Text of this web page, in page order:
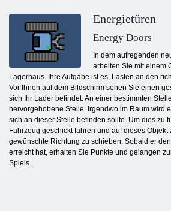
Energietüren
Energy Doors
In dem aufregenden
arbeiten Sie mit einem
Lagerhaus. Ihre Aufgabe ist es, Lasten an den
Vor Ihnen auf dem Bildschirm sehen Sie einen
sich Ihr Lader befindet. An einer bestimmten
hervorgehobene Stelle. Irgendwo im Raum wird
sich an dieser Stelle befinden sollte. Um dies zu
Fahrzeug geschickt fahren und auf dieses
gewünschte Richtung zu schieben. Sobald er
erreicht hat, erhalten Sie Punkte und gelangen
Spiels.